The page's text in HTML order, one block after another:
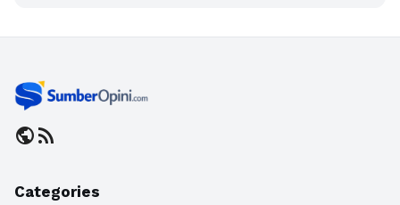
publicrss_feed
Categories